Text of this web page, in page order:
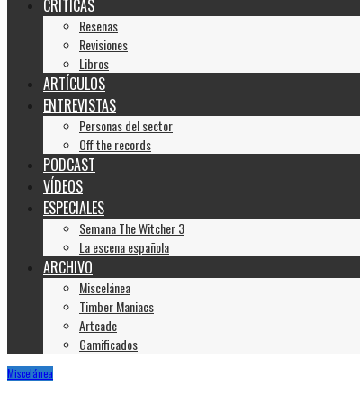
CRÍTICAS
Reseñas
Revisiones
Libros
ARTÍCULOS
ENTREVISTAS
Personas del sector
Off the records
PODCAST
VÍDEOS
ESPECIALES
Semana The Witcher 3
La escena española
ARCHIVO
Miscelánea
Timber Maniacs
Artcade
Gamificados
Miscelánea